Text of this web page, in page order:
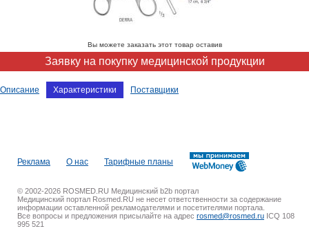
Вы можете заказать этот товар оставив
Заявку на покупку медицинской продукции
Описание Характеристики Поставщики
Реклама О нас Тарифные планы
© 2002-2026 ROSMED.RU Медицинский b2b портал
Медицинский портал Rosmed.RU не несет ответственности за содержание
информации оставленной рекламодателями и посетителями портала.
Все вопросы и предложения присылайте на адрес rosmed@rosmed.ru ICQ 108
995 521